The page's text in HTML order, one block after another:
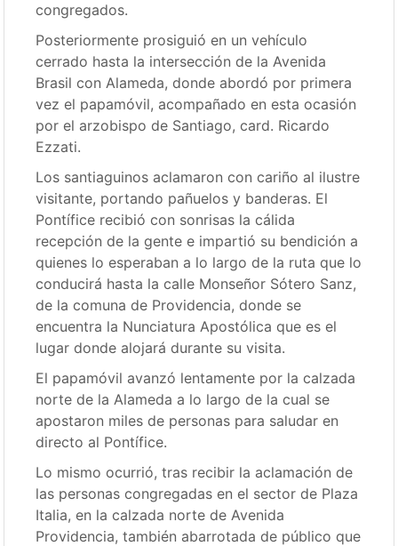
congregados.
Posteriormente prosiguió en un vehículo
cerrado hasta la intersección de la Avenida
Brasil con Alameda, donde abordó por primera
vez el papamóvil, acompañado en esta ocasión
por el arzobispo de Santiago, card. Ricardo
Ezzati.
Los santiaguinos aclamaron con cariño al ilustre
visitante, portando pañuelos y banderas. El
Pontífice recibió con sonrisas la cálida
recepción de la gente e impartió su bendición a
quienes lo esperaban a lo largo de la ruta que lo
conducirá hasta la calle Monseñor Sótero Sanz,
de la comuna de Providencia, donde se
encuentra la Nunciatura Apostólica que es el
lugar donde alojará durante su visita.
El papamóvil avanzó lentamente por la calzada
norte de la Alameda a lo largo de la cual se
apostaron miles de personas para saludar en
directo al Pontífice.
Lo mismo ocurrió, tras recibir la aclamación de
las personas congregadas en el sector de Plaza
Italia, en la calzada norte de Avenida
Providencia, también abarrotada de público que